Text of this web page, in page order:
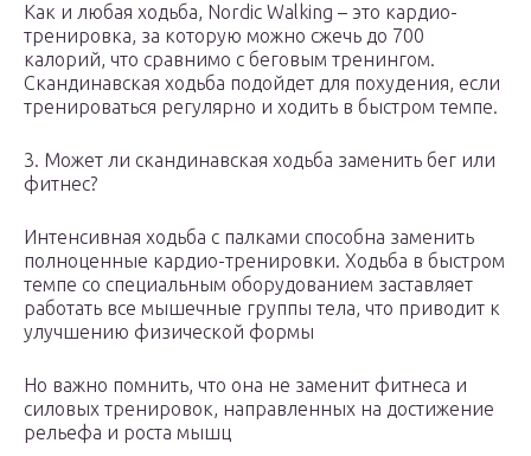
Как и любая ходьба, Nordic Walking – это кардио-
тренировка, за которую можно сжечь до 700
калорий, что сравнимо с беговым тренингом.
Скандинавская ходьба подойдет для похудения, если
тренироваться регулярно и ходить в быстром темпе.
3. Может ли скандинавская ходьба заменить бег или
фитнес?
Интенсивная ходьба с палками способна заменить
полноценные кардио-тренировки. Ходьба в быстром
темпе со специальным оборудованием заставляет
работать все мышечные группы тела, что приводит к
улучшению физической формы
Но важно помнить, что она не заменит фитнеса и
силовых тренировок, направленных на достижение
рельефа и роста мышц